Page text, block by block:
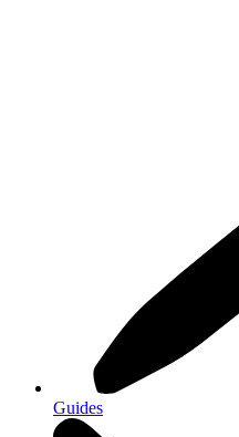
Guides